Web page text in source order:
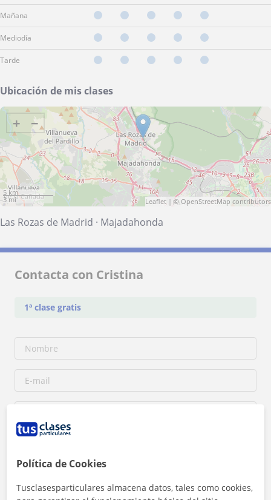
Mañana
Mediodía
Tarde
Ubicación de mis clases
+ −
5 km
3 mi
Leaflet | ©OpenStreetMap contributors
Las Rozas de Madrid · Majadahonda
Contacta con Cristina
1ª clase gratis
Política de Cookies
Tusclasesparticulares almacena datos, tales como cookies,